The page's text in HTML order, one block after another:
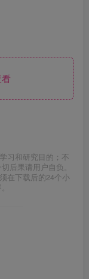
习和研究目的；不
后果请用户自负。
在下载后的24个小